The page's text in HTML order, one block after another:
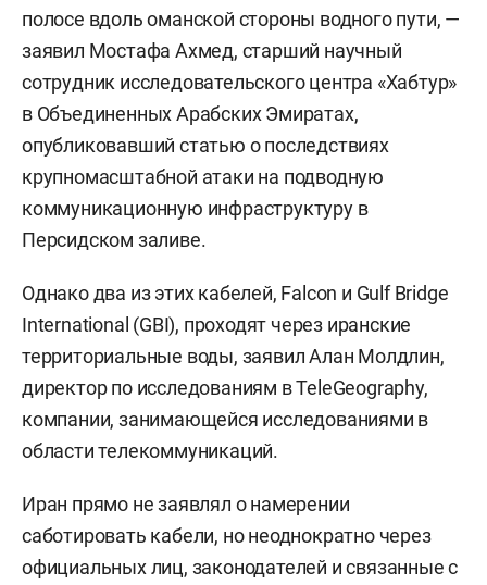
полосе вдоль оманской стороны водного пути, —
заявил Мостафа Ахмед, старший научный
сотрудник исследовательского центра «Хабтур»
в Объединенных Арабских Эмиратах,
опубликовавший статью о последствиях
крупномасштабной атаки на подводную
коммуникационную инфраструктуру в
Персидском заливе.
Однако два из этих кабелей, Falcon и Gulf Bridge
International (GBI), проходят через иранские
территориальные воды, заявил Алан Молдлин,
директор по исследованиям в TeleGeography,
компании, занимающейся исследованиями в
области телекоммуникаций.
Иран прямо не заявлял о намерении
саботировать кабели, но неоднократно через
официальных лиц, законодателей и связанные с